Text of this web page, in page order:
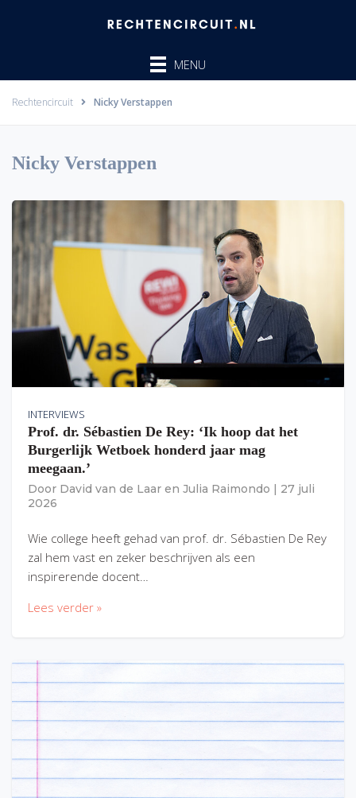
MENU
Rechtencircuit Nicky Verstappen
Nicky Verstappen
INTERVIEWS
Prof. dr. Sébastien De Rey: ‘Ik hoop dat het
Burgerlijk Wetboek honderd jaar mag
meegaan.’
Door David van de Laar en Julia Raimondo
27 juli
2026
Wie college heeft gehad van prof. dr. Sébastien De Rey
zal hem vast en zeker beschrijven als een
inspirerende docent…
Lees verder »